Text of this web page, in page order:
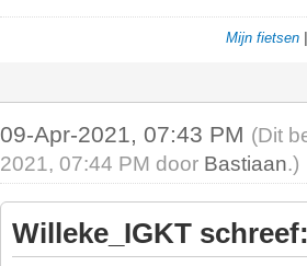
Mijn fietsen
09-Apr-2021, 07:43 PM (Dit
2021, 07:44 PM door Bastiaan.)
Willeke_IGKT